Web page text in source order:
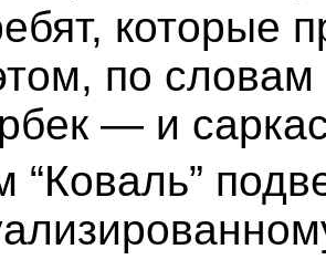
которые
по
— и
“Коваль”